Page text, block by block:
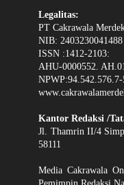
Legalitas:
PT Cakrawala
NIB:
ISSN :1412-2103:
AHU-0000552.
Kantor Redaksi /
Jl. Thamrin II/4
58111
Media Cakrawala